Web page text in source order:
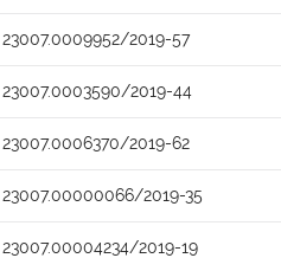
23007.0009952/2019-57
23007.0003590/2019-44
23007.0006370/2019-62
23007.00000066/2019-35
23007.00004234/2019-19